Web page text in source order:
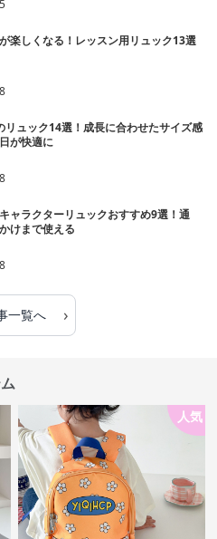
楽しくなる！レッスン用リュック13選
リュック14選！成長に合わせたサイズ感
が快適に
ャラクターリュックおすすめ9選！通
けまで使える
一覧へ ›
人気